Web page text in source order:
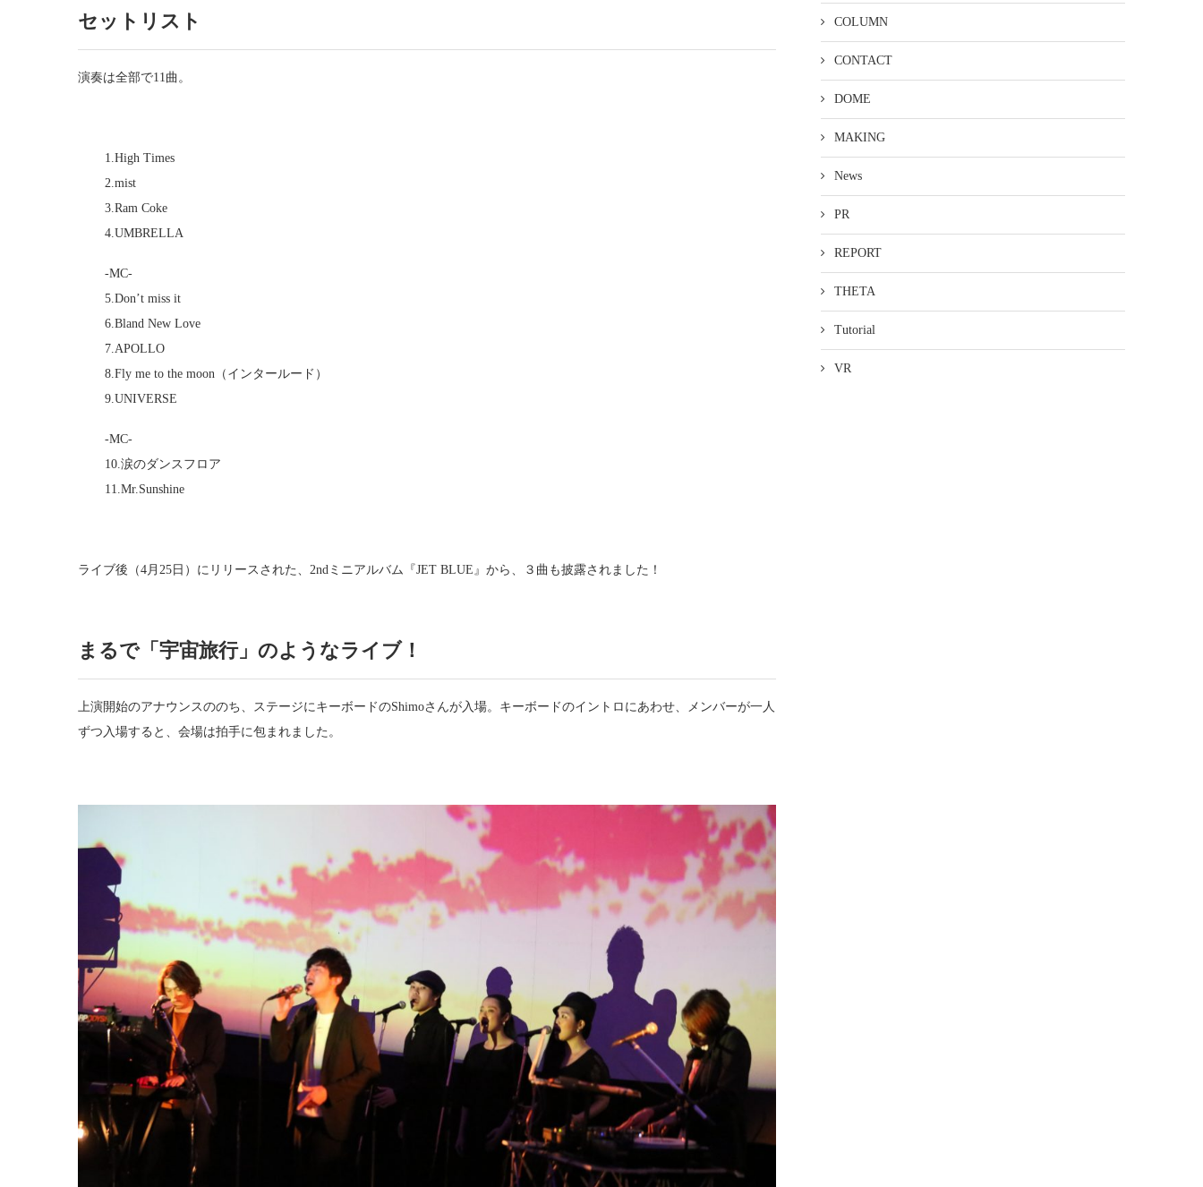
セットリスト
演奏は全部で11曲。
1.High Times
2.mist
3.Ram Coke
4.UMBRELLA
-MC-
5.Don’t miss it
6.Bland New Love
7.APOLLO
8.Fly me to the moon（インタールード）
9.UNIVERSE
-MC-
10.涙のダンスフロア
11.Mr.Sunshine
ライブ後（4月25日）にリリースされた、2ndミニアルバム『JET BLUE』から、３曲も披露されました！
まるで「宇宙旅行」のようなライブ！
上演開始のアナウンスののち、ステージにキーボードのShimoさんが入場。キーボードのイントロにあわせ、メンバーが一人
ずつ入場すると、会場は拍手に包まれました。
COLUMN
CONTACT
DOME
MAKING
News
PR
REPORT
THETA
Tutorial
VR